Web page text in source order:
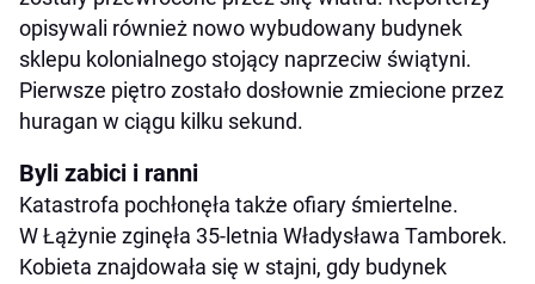
opisywali również nowo wybudowany budynek
sklepu kolonialnego stojący naprzeciw świątyni.
Pierwsze piętro zostało dosłownie zmiecione przez
huragan w ciągu kilku sekund.
Byli zabici i ranni
Katastrofa pochłonęła także ofiary śmiertelne.
W Łążynie zginęła 35-letnia Władysława Tamborek.
Kobieta znajdowała się w stajni, gdy budynek